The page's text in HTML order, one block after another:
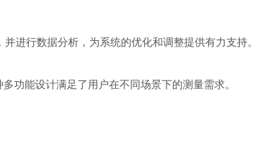
进行数据分析，为系统的优化和调整提供有力支持。
功能设计满足了用户在不同场景下的测量需求。